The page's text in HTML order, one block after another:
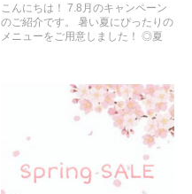
こんにちは！ 7.8月のキャンペーン
のご紹介です。 暑い夏にぴったりの
メニューをご用意しました！ ◎夏